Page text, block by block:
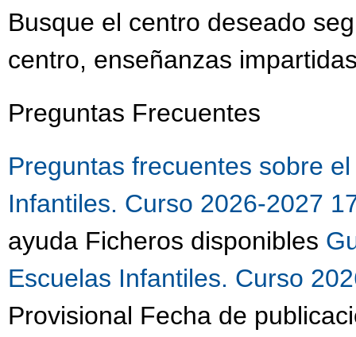
Busque el centro deseado
centro, enseñanzas
Preguntas Frecuentes
Preguntas frecuentes sobre
Infantiles. Curso 2026-2027
ayuda Ficheros disponibles
Escuelas Infantiles. Curso
Provisional Fecha de